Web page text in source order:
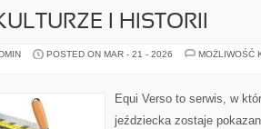
I HISTORII
POSTED ON MAR - 21 - 2026
MOŻLIWOŚĆ
Equi Verso to serwis, w
jeździecka zostaje